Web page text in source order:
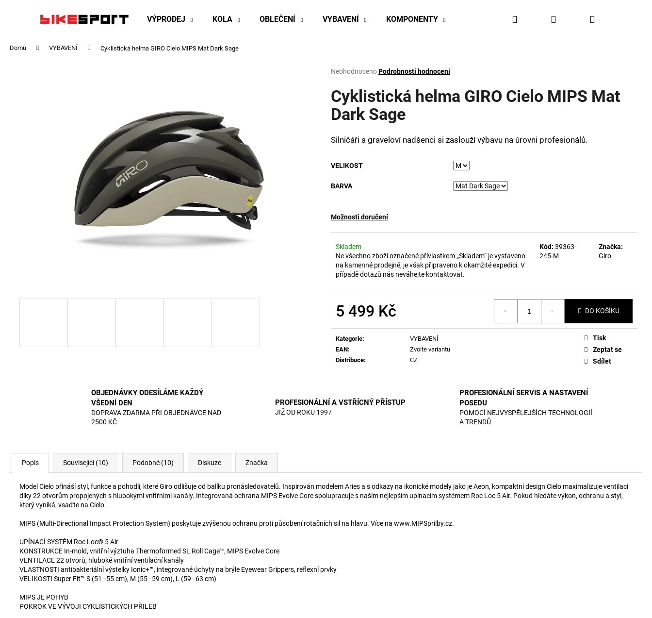
VÝPRODEJ KOLA OBLEČENÍ VYBAVENÍ KOMPONENTY BIKESPORT EVENTY BIKESPORTUL VÝHODY
Hledat PřihlášeníNákupní
Domů VYBAVENÍ Cyklistická helma GIRO Cielo MIPS Mat Dark Sage
Průměrné
produktu
je
0,0
hvězdiček.
NeohodnocenoPodrobnosti hodnocení
Cyklistická helma GIRO Cielo MIPS Mat
Dark Sage
Silničáři a graveloví nadšenci si zaslouží výbavu na úrovni profesionálů.
VELIKOST
BARVA
Možnosti doručení
Skladem
Ne všechno zboží označené přívlastkem „Skladem“ je vystaveno
na kamenné prodejně, je však připraveno k okamžité expedici. V
případě dotazů nás neváhejte kontaktovat.
Kód: 39363-
245-M
Značka:
Giro
5 499 Kč DO KOŠÍKU
Kategorie:
VYBAVENÍ
EAN:
Zvolte variantu
Distribuce: CZ
Tisk
Zeptat se
Sdílet
OBJEDNÁVKY ODESÍLÁME KAŽDÝ
VŠEDNÍ DEN
DOPRAVA ZDARMA PŘI OBJEDNÁVCE NAD
2500 KČ
PROFESIONÁLNÍ A VSTŘÍCNÝ PŘÍSTUP
JIŽ OD ROKU 1997
PROFESIONÁLNÍ SERVIS A NASTAVENÍ
POSEDU
POMOCÍ NEJVYSPĚLEJŠÍCH TECHNOLOGIÍ
A TRENDŮ
Popis Související (10) Podobné (10) Diskuze Značka
Model Cielo přináší styl, funkce a pohodlí, které Giro odlišuje od balíku pronásledovatelů. Inspirován modelem Aries a s odkazy na ikonické modely jako je Aeon, kompaktní design Cielo maximalizuje ventilaci
díky 22 otvorům propojených s hlubokými vnitřními kanály. Integrovaná ochrana MIPS Evolve Core spolupracuje s naším nejlepším upínacím systémem Roc Loc 5 Air. Pokud hledáte výkon, ochranu a styl,
který vyniká, vsaďte na Cielo.
MIPS (Multi-Directional Impact Protection System) poskytuje zvýšenou ochranu proti působení rotačních sil na hlavu. Více na www.MIPSprilby.cz.
UPÍNACÍ SYSTÉM Roc Loc® 5 Air
KONSTRUKCE In-mold, vnitřní výztuha Thermoformed SL Roll Cage™, MIPS Evolve Core
VENTILACE 22 otvorů, hluboké vnitřní ventilační kanály
VLASTNOSTI antibakteriální výstelky Ionic+™, integrované úchyty na brýle Eyewear Grippers, reflexní prvky
VELIKOSTI Super Fit™ S (51–55 cm), M (55–59 cm), L (59–63 cm)
MIPS JE POHYB
POKROK VE VÝVOJI CYKLISTICKÝCH PŘILEB
Zpět
Zpět
Co potřebujete najít?
HLEDAT